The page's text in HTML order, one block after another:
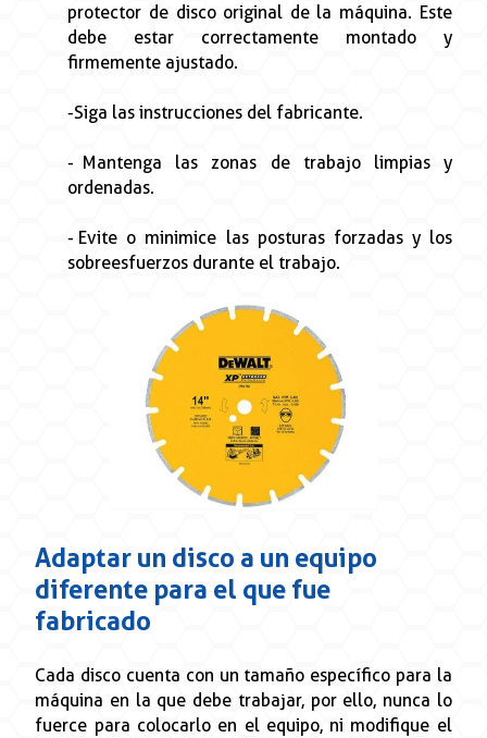
protector de disco original de la máquina. Este
debe estar correctamente montado y
firmemente ajustado.
- Siga las instrucciones del fabricante.
- Mantenga las zonas de trabajo limpias y
ordenadas.
- Evite o minimice las posturas forzadas y los
sobreesfuerzos durante el trabajo.
Adaptar un disco a un equipo
diferente para el que fue
fabricado
Cada disco cuenta con un tamaño específico para la
máquina en la que debe trabajar, por ello, nunca lo
fuerce para colocarlo en el equipo, ni modifique el